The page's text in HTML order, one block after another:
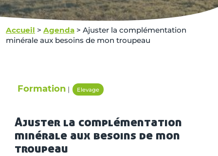
Accueil > Agenda > Ajuster la complémentation
minérale aux besoins de mon troupeau
Formation | Elevage
Ajuster la complémentation
minérale aux besoins de mon
troupeau